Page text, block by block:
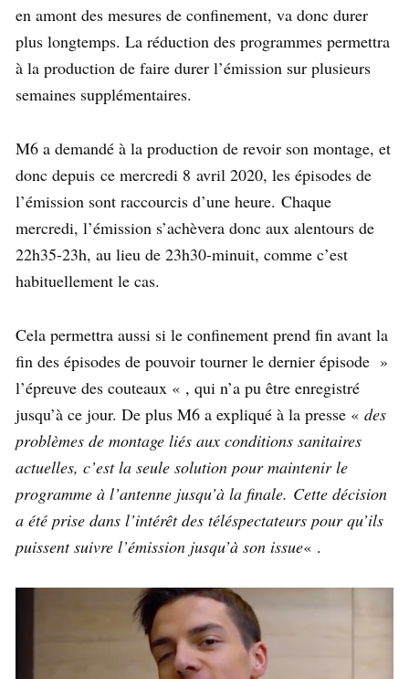
en amont des mesures de confinement, va donc durer
plus longtemps. La réduction des programmes permettra
à la production de faire durer l’émission sur plusieurs
semaines supplémentaires.
M6 a demandé à la production de revoir son montage, et
donc depuis ce mercredi 8 avril 2020, les épisodes de
l’émission sont raccourcis d’une heure. Chaque
mercredi, l’émission s’achèvera donc aux alentours de
22h35-23h, au lieu de 23h30-minuit, comme c’est
habituellement le cas.
Cela permettra aussi si le confinement prend fin avant la
fin des épisodes de pouvoir tourner le dernier épisode »
l’épreuve des couteaux « , qui n’a pu être enregistré
jusqu’à ce jour. De plus M6 a expliqué à la presse « des
problèmes de montage liés aux conditions sanitaires
actuelles, c’est la seule solution pour maintenir le
programme à l’antenne jusqu’à la finale. Cette décision
a été prise dans l’intérêt des téléspectateurs pour qu’ils
puissent suivre l’émission jusqu’à son issue« .